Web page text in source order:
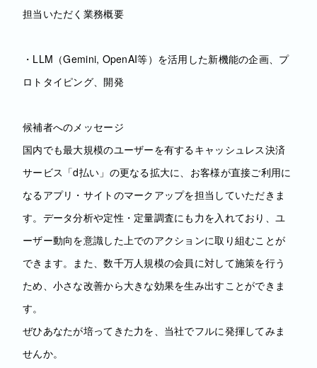
担当いただく業務概要
・LLM（Gemini, OpenAI等）を活用した新機能の企画、プ
ロトタイピング、開発
候補者へのメッセージ
国内でも最大規模のユーザーを有するキャッシュレス決済
サービス「d払い」の更なる拡大に、お客様が直接ご利用に
なるアプリ・サイトのマークアップを担当していただきま
す。データ分析や定性・定量調査にも力を入れており、ユ
ーザー動向を意識した上でのアクションに取り組むことが
できます。また、数千万人規模の会員に対して施策を行う
ため、小さな改善から大きな効果を生み出すことができま
す。
ぜひあなたが培ってきた力を、当社でフルに発揮してみま
せんか。